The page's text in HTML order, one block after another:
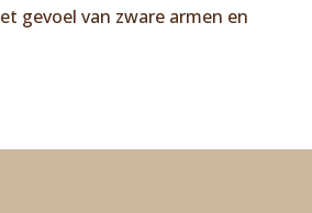
gevoel van zware armen en